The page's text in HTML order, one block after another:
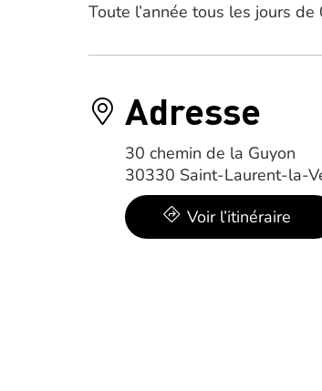
Toute l’année tous les jours de
Adresse
30 chemin de la Guyon
30330 Saint-Laurent-la-
Voir l’itinéraire